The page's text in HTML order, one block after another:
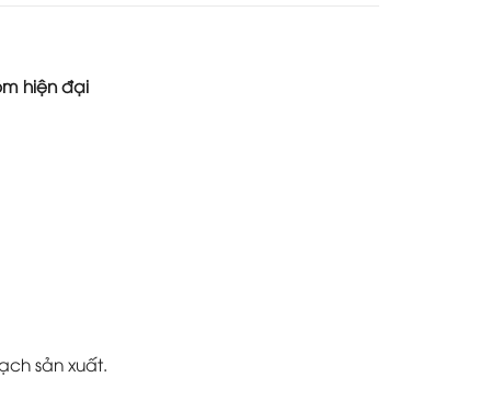
hiện đại
sản xuất.